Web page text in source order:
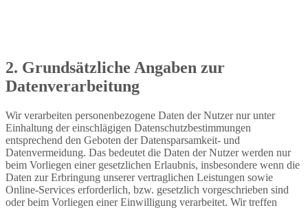
2. Grundsätzliche Angaben zur
Datenverarbeitung
Wir verarbeiten personenbezogene Daten der Nutzer nur unter
Einhaltung der einschlägigen Datenschutzbestimmungen
entsprechend den Geboten der Datensparsamkeit- und
Datenvermeidung. Das bedeutet die Daten der Nutzer werden nur
beim Vorliegen einer gesetzlichen Erlaubnis, insbesondere wenn die
Daten zur Erbringung unserer vertraglichen Leistungen sowie
Online-Services erforderlich, bzw. gesetzlich vorgeschrieben sind
oder beim Vorliegen einer Einwilligung verarbeitet. Wir treffen